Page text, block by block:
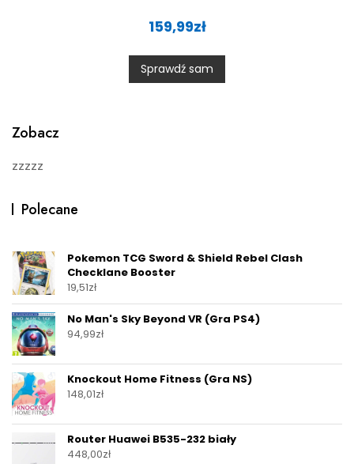
0
o
u
t
159,99zł
Sprawdź sam
Zobacz
zzzzz
Polecane
Pokemon TCG Sword & Shield Rebel Clash
Checklane Booster
19,51zł
No Man's Sky Beyond VR (Gra PS4)
94,99zł
Knockout Home Fitness (Gra NS)
148,01zł
Router Huawei B535-232 biały
448,00zł